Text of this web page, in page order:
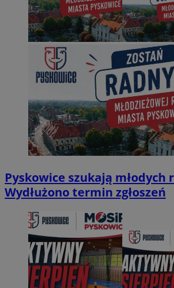
Pyskowice szukają młodych
Wydłużono termin zgłoszeń